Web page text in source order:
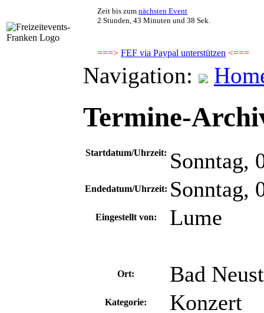
Zeit bis zum nächsten Event
2 Stunden, 43 Minuten und 37 Sek.
===> FEF via Paypal unterstützen <===
Navigation:
Termine-
Startdatum/Uhrzeit: Sonntag,
Endedatum/Uhrzeit: Sonntag,
Eingestellt von: Lume
Ort: Bad
Kategorie: Konzert